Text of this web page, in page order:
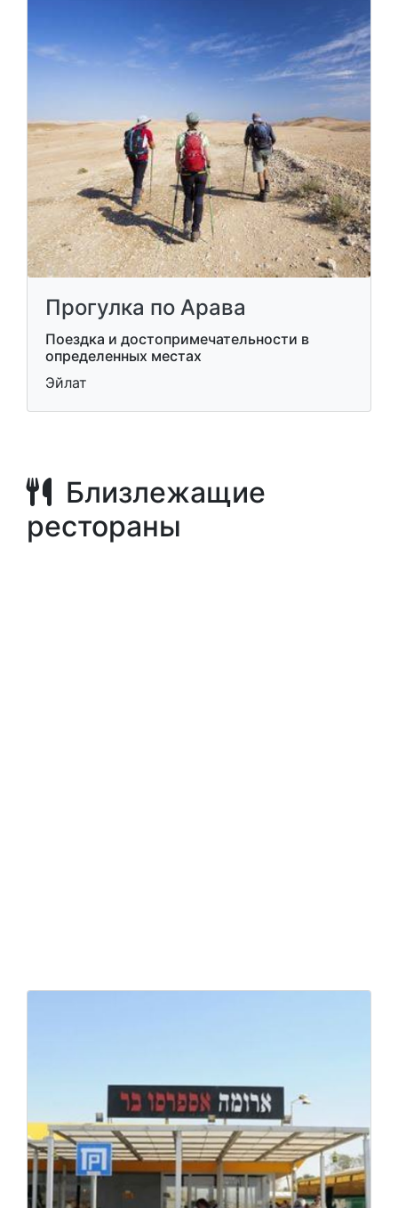
Прогулка по Арава
Поездка и достопримечательности в
определенных местах
Эйлат
Близлежащие
рестораны